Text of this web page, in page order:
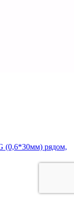
(0,6*30мм) рядом,